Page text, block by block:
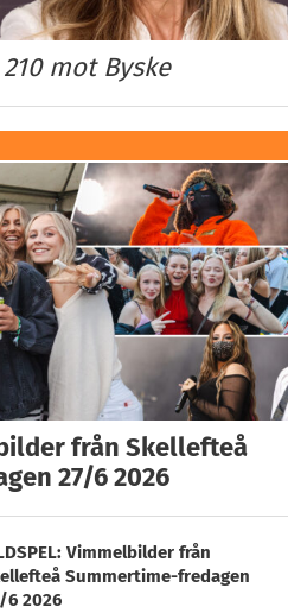
mot Byske
från Skellefteå
27/6 2026
Vimmelbilder från
Summertime-fredagen
6 2026